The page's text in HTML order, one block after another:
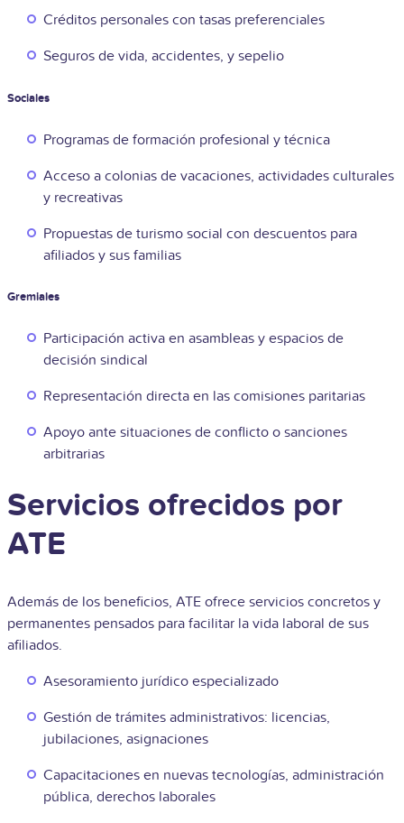
Créditos personales con tasas preferenciales
Seguros de vida, accidentes, y sepelio
Sociales
Programas de formación profesional y técnica
Acceso a colonias de vacaciones, actividades culturales
y recreativas
Propuestas de turismo social con descuentos para
afiliados y sus familias
Gremiales
Participación activa en asambleas y espacios de
decisión sindical
Representación directa en las comisiones paritarias
Apoyo ante situaciones de conflicto o sanciones
arbitrarias
Servicios ofrecidos por
ATE
Además de los beneficios, ATE ofrece servicios concretos y
permanentes pensados para facilitar la vida laboral de sus
afiliados.
Asesoramiento jurídico especializado
Gestión de trámites administrativos: licencias,
jubilaciones, asignaciones
Capacitaciones en nuevas tecnologías, administración
pública, derechos laborales